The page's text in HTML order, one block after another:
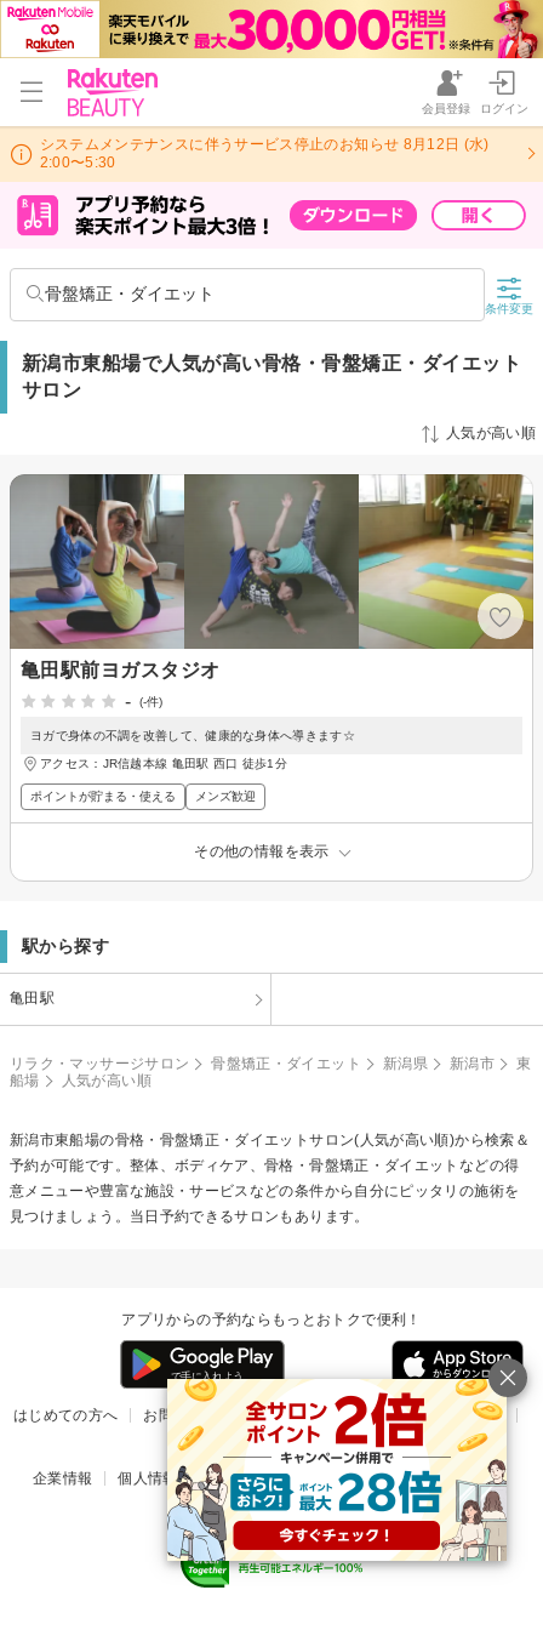
会員登録 ログイン
システムメンテナンスに伴うサービス停止のお知らせ 8月12日 (水)
2:00〜5:30
骨盤矯正・ダイエット
条件変更
新潟市東船場で人気が高い骨格・骨盤矯正・ダイエット
サロン
人気が高い順
亀田駅前ヨガスタジオ
-
(-件)
ヨガで身体の不調を改善して、健康的な身体へ導きます☆
アクセス：JR信越本線 亀田駅 西口 徒歩1分
ポイントが貯まる・使える メンズ歓迎
その他の情報を表示
駅から探す
亀田駅
リラク・マッサージサロン 骨盤矯正・ダイエット 新潟県 新潟市
東
船場
人気が高い順
新潟市東船場の骨格・骨盤矯正・ダイエットサロン(人気が高い順)から検索＆
予約が可能です。整体、ボディケア、骨格・骨盤矯正・ダイエットなどの得
意メニューや豊富な施設・サービスなどの条件から自分にピッタリの施術を
見つけましょう。当日予約できるサロンもあります。
アプリからの予約ならもっとおトクで便利！
はじめての方へ お問い合わせ ヘルプ リリース情報
利用規約
掲載ご希望のサロン様
企業情報 個人情報保護方針 楽天のサービス一覧 アプリ一覧
© Rakuten Group, Inc.